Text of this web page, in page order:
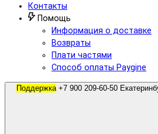
Контакты
Помощь
Информация о доставке
Возвраты
Плати частями
Способ оплаты Paygine
Поддержка